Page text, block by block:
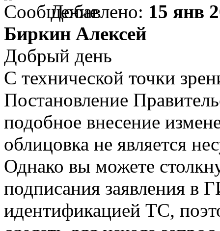
Добавлено: 15 янв
Биркин Алексей
Добрый день
С технической точки
Постановление
подобное внесение
облицовка не является
Однако вы можете
подписания заявления в
идентификацией ТС,